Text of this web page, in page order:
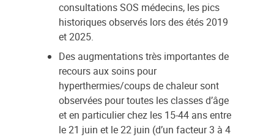
consultations SOS médecins, les pics
historiques observés lors des étés 2019
et 2025.
Des augmentations très importantes de
recours aux soins pour
hyperthermies/coups de chaleur sont
observées pour toutes les classes d’âge
et en particulier chez les 15-44 ans entre
le 21 juin et le 22 juin (d’un facteur 3 à 4